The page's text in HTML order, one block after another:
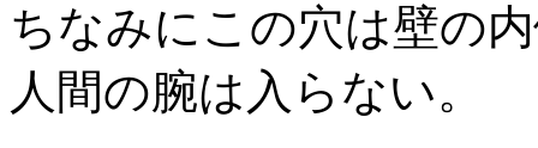
ちなみにこの穴は壁の
人間の腕は入らない。